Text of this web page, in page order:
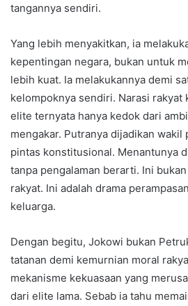
tangannya sendiri.
Yang lebih menyakitkan, ia
kepentingan negara, bukan untuk
lebih kuat. Ia melakukannya demi
kelompoknya sendiri. Narasi rakyat
elite ternyata hanya kedok dari
mengakar. Putranya dijadikan
pintas konstitusional. Menantunya
tanpa pengalaman berarti. Ini
rakyat. Ini adalah drama
keluarga.
Dengan begitu, Jokowi bukan
tatanan demi kemurnian moral
mekanisme kekuasaan yang
dari elite lama. Sebab ia tahu